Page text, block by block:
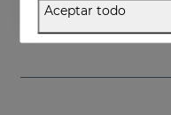
34.95 €
Aceptar todo